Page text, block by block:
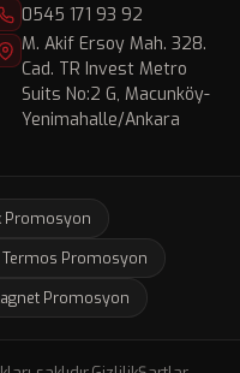
0545 171 93 92
M. Akif Ersoy Mah. 328.
Cad. TR Invest Metro
Suits No:2 G, Macunköy-
Yenimahalle/Ankara
Promosyon
Termos Promosyon
Promosyon